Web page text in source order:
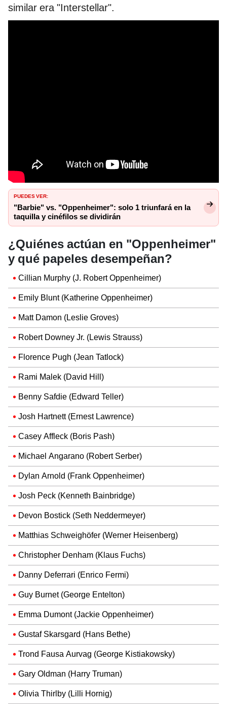
similar era "Interstellar".
PUEDES VER:
"Barbie" vs. "Oppenheimer": solo 1 triunfará en la
taquilla y cinéfilos se dividirán
¿Quiénes actúan en "Oppenheimer"
y qué papeles desempeñan?
Cillian Murphy (J. Robert Oppenheimer)
Emily Blunt (Katherine Oppenheimer)
Matt Damon (Leslie Groves)
Robert Downey Jr. (Lewis Strauss)
Florence Pugh (Jean Tatlock)
Rami Malek (David Hill)
Benny Safdie (Edward Teller)
Josh Hartnett (Ernest Lawrence)
Casey Affleck (Boris Pash)
Michael Angarano (Robert Serber)
Dylan Arnold (Frank Oppenheimer)
Josh Peck (Kenneth Bainbridge)
Devon Bostick (Seth Neddermeyer)
Matthias Schweighöfer (Werner Heisenberg)
Christopher Denham (Klaus Fuchs)
Danny Deferrari (Enrico Fermi)
Guy Burnet (George Entelton)
Emma Dumont (Jackie Oppenheimer)
Gustaf Skarsgard (Hans Bethe)
Trond Fausa Aurvag (George Kistiakowsky)
Gary Oldman (Harry Truman)
Olivia Thirlby (Lilli Hornig)